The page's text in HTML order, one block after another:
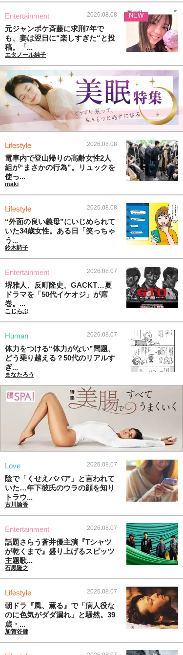
Entertainment 2026.08.08
元ジャンポケ斉藤に求刑7年で
も、妻は翌日に“楽しすぎた“と投
稿。「...
エタノール純子
NEW
Lifestyle 2026.08.08
電車内で登山帰りの高齢女性2人
組が“まさかの行為”。リュックを
使っ...
maki
Lifestyle 2026.08.08
“外面の良い義母”にいじめられて
いた34歳女性。ある日「笑っちゃ
う...
鈴木詩子
Entertainment 2026.08.07
堺雅人、反町隆史、GACKT…夏
ドラマを「50代イケオジ」が席
巻。...
こじらぶ
Human 2026.08.07
体力をつける“体力がない”問題、
どう乗り越える？50代のリアルす
ぎ...
まなたろう
Love 2026.08.07
陰で「くせえババア」と言われて
いた…年下彼氏のウラの顔を知り
トラウ...
古川諭香
Entertainment 2026.08.07
話題さらう蒼井優主演『Tシャツ
が乾くまで』盛り上げるスピッツ
主題歌...
石黒隆之
Lifestyle 2026.08.07
朝ドラ『風、薫る』で「病人役な
のに色気がダダ漏れ」と騒然。39
歳・...
加賀谷健